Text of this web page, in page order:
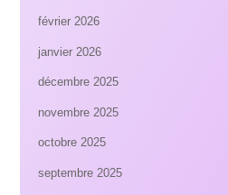
février 2026
janvier 2026
décembre 2025
novembre 2025
octobre 2025
septembre 2025